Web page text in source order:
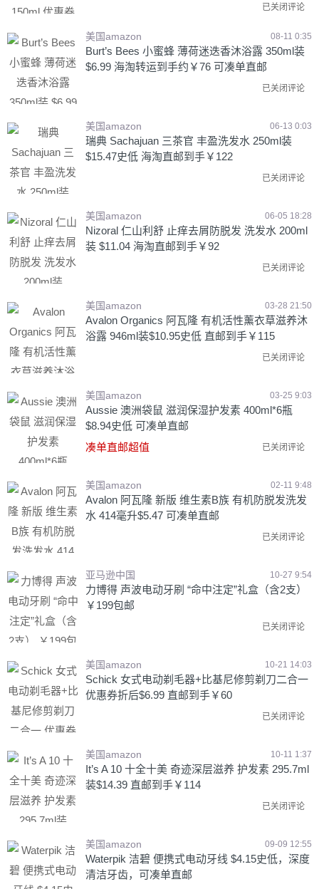
已关闭评论
美国amazon 08-11 0:35
Burt’s Bees 小蜜蜂 薄荷迷迭香沐浴露 350ml装
$6.99 海淘转运到手约￥76 可凑单直邮
已关闭评论
美国amazon 06-13 0:03
瑞典 Sachajuan 三茶官 丰盈洗发水 250ml装
$15.47史低 海淘直邮到手￥122
已关闭评论
美国amazon 06-05 18:28
Nizoral 仁山利舒 止痒去屑防脱发 洗发水 200ml
装 $11.04 海淘直邮到手￥92
已关闭评论
美国amazon 03-28 21:50
Avalon Organics 阿瓦隆 有机活性薰衣草滋养沐
浴露 946ml装$10.95史低 直邮到手￥115
已关闭评论
美国amazon 03-25 9:03
Aussie 澳洲袋鼠 滋润保湿护发素 400ml*6瓶
$8.94史低 可凑单直邮
凑单直邮超值
已关闭评论
美国amazon 02-11 9:48
Avalon 阿瓦隆 新版 维生素B族 有机防脱发洗发
水 414毫升$5.47 可凑单直邮
已关闭评论
亚马逊中国 10-27 9:54
力博得 声波电动牙刷 “命中注定”礼盒（含2支）
￥199包邮
已关闭评论
美国amazon 10-21 14:03
Schick 女式电动剃毛器+比基尼修剪剃刀二合一
优惠券折后$6.99 直邮到手￥60
已关闭评论
美国amazon 10-11 1:37
It’s A 10 十全十美 奇迹深层滋养 护发素 295.7ml
装$14.39 直邮到手￥114
已关闭评论
美国amazon 09-09 12:55
Waterpik 洁碧 便携式电动牙线 $4.15史低，深度
清洁牙齿，可凑单直邮